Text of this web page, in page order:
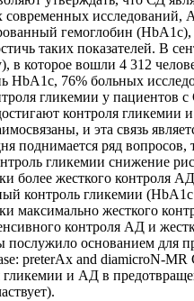
исследований,
гемоглобин
таких показателей. В
в которое вошли 4 312
HbA1c, 76% больных
гликемии у пациентов
контроля
и эта связь
поднимается ряд
гликемии снижение
более жесткого контроля
контроль гликемии
максимально жесткого
контроля АД и
послужило основанием
preterAx and diamicroN-
гликемии и АД в